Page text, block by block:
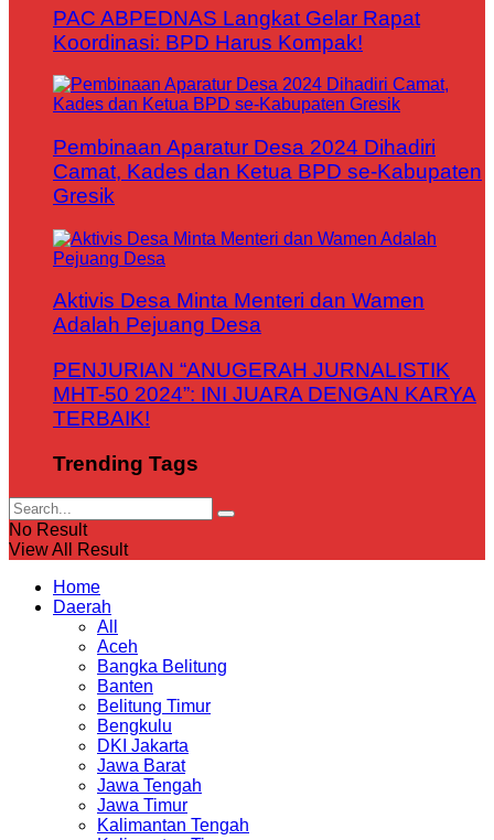
PAC ABPEDNAS Langkat Gelar Rapat
Koordinasi: BPD Harus Kompak!
Pembinaan Aparatur Desa 2024 Dihadiri
Camat, Kades dan Ketua BPD se-Kabupaten
Gresik
Aktivis Desa Minta Menteri dan Wamen
Adalah Pejuang Desa
PENJURIAN “ANUGERAH JURNALISTIK
MHT-50 2024”: INI JUARA DENGAN KARYA
TERBAIK!
Trending Tags
No Result
View All Result
Home
Daerah
All
Aceh
Bangka Belitung
Banten
Belitung Timur
Bengkulu
DKI Jakarta
Jawa Barat
Jawa Tengah
Jawa Timur
Kalimantan Tengah